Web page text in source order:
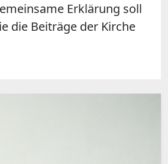
Erklärung soll
die Beiträge der Kirche